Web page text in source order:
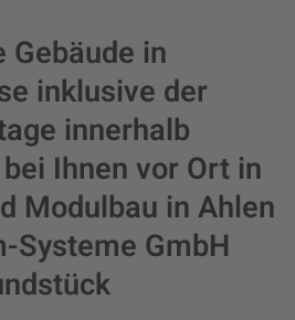
in
inklusive der
innerhalb
Ihnen vor Ort in
Modulbau in Ahlen
Systeme GmbH